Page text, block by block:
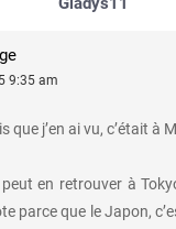
9:35 am
que j’en ai vu, c’était à
en retrouver à
parce que le Japon,